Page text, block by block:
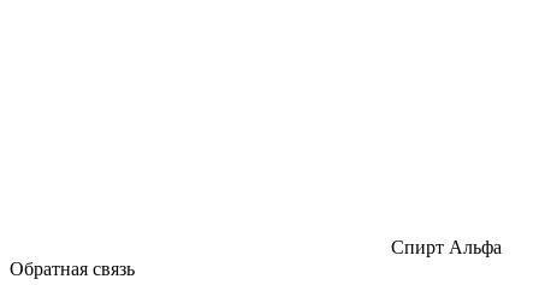
Спирт Альфа
Обратная связь